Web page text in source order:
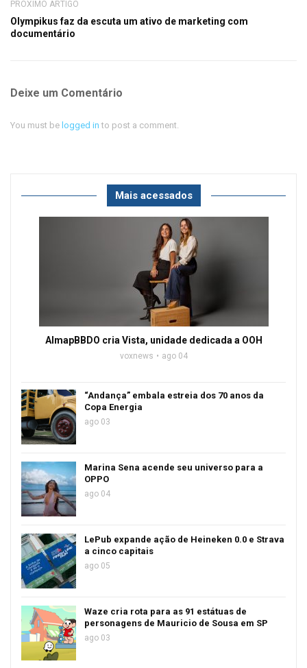
PRÓXIMO ARTIGO
Olympikus faz da escuta um ativo de marketing com
documentário
Deixe um Comentário
You must be logged in to post a comment.
Mais acessados
AlmapBBDO cria Vista, unidade dedicada a OOH
voxnews ago 04
“Andança” embala estreia dos 70 anos da
Copa Energia
ago 03
Marina Sena acende seu universo para a
OPPO
ago 04
LePub expande ação de Heineken 0.0 e Strava
a cinco capitais
ago 05
Waze cria rota para as 91 estátuas de
personagens de Mauricio de Sousa em SP
ago 03